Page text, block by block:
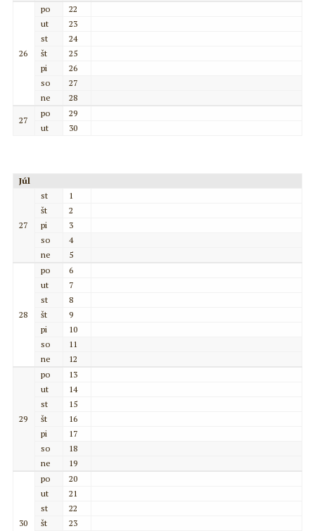
26
po
22
ut
23
st
24
št
25
pi
26
so
27
ne
28
27
po
29
ut
30
Júl
27
st
1
št
2
pi
3
so
4
ne
5
28
po
6
ut
7
st
8
št
9
pi
10
so
11
ne
12
29
po
13
ut
14
st
15
št
16
pi
17
so
18
ne
19
30
po
20
ut
21
st
22
št
23